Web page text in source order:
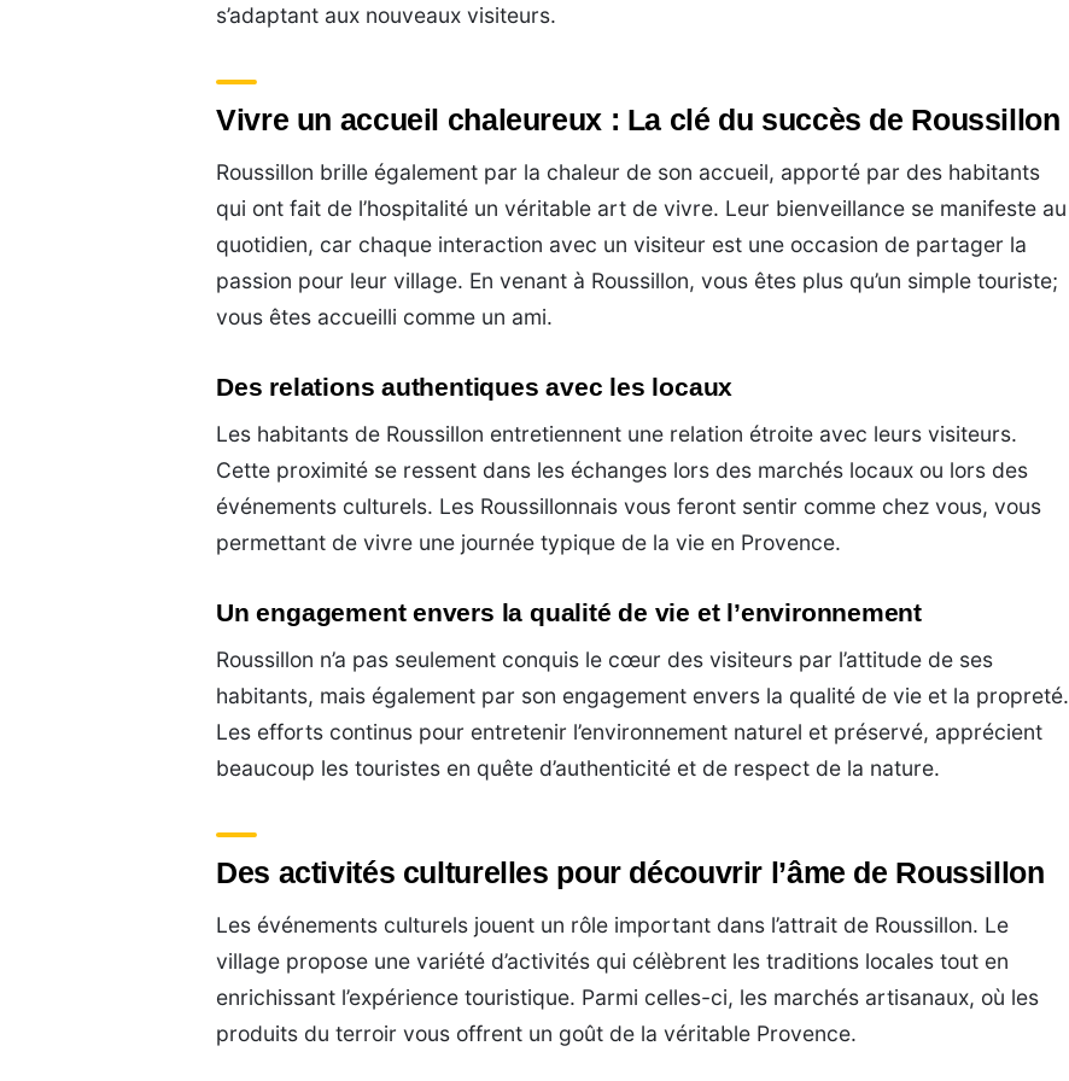
s’adaptant aux nouveaux visiteurs.
Vivre un accueil chaleureux : La clé du succès de Roussillon
Roussillon brille également par la chaleur de son accueil, apporté par des habitants
qui ont fait de l’hospitalité un véritable art de vivre. Leur bienveillance se manifeste au
quotidien, car chaque interaction avec un visiteur est une occasion de partager la
passion pour leur village. En venant à Roussillon, vous êtes plus qu’un simple touriste;
vous êtes accueilli comme un ami.
Des relations authentiques avec les locaux
Les habitants de Roussillon entretiennent une relation étroite avec leurs visiteurs.
Cette proximité se ressent dans les échanges lors des marchés locaux ou lors des
événements culturels. Les Roussillonnais vous feront sentir comme chez vous, vous
permettant de vivre une journée typique de la vie en Provence.
Un engagement envers la qualité de vie et l’environnement
Roussillon n’a pas seulement conquis le cœur des visiteurs par l’attitude de ses
habitants, mais également par son engagement envers la qualité de vie et la propreté.
Les efforts continus pour entretenir l’environnement naturel et préservé, apprécient
beaucoup les touristes en quête d’authenticité et de respect de la nature.
Des activités culturelles pour découvrir l’âme de Roussillon
Les événements culturels jouent un rôle important dans l’attrait de Roussillon. Le
village propose une variété d’activités qui célèbrent les traditions locales tout en
enrichissant l’expérience touristique. Parmi celles-ci, les marchés artisanaux, où les
produits du terroir vous offrent un goût de la véritable Provence.